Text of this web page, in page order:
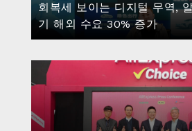
회복세 보이는 디지털 무역,
기 해외 수요 30% 증가